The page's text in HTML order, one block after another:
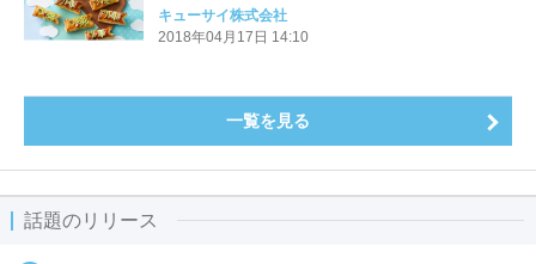
ーティーメニュー
キューサイ株式会社
2018年04月17日 14:10
一覧を見る
話題のリリース